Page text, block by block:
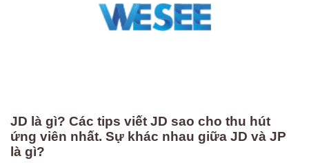
JD là gì? Các tips viết JD sao cho thu hút
ứng viên nhất. Sự khác nhau giữa JD và JP
là gì?